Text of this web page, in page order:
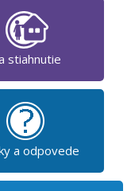
stiahnutie
a odpovede